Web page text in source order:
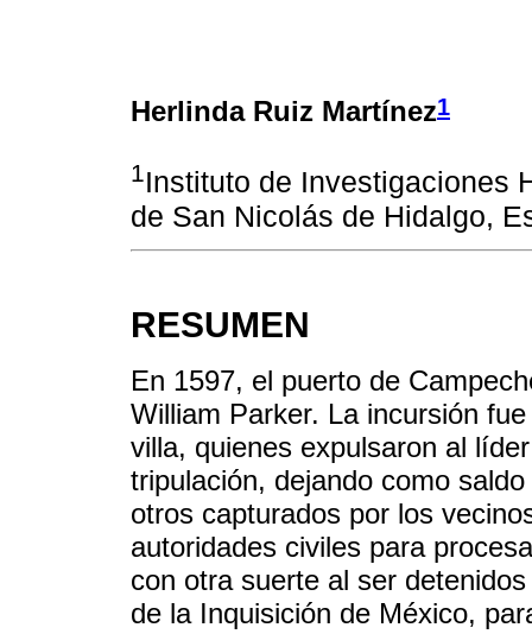
Herlinda Ruiz Martínez1
1Instituto de Investigaciones
de San Nicolás de Hidalgo,
RESUMEN
En 1597, el puerto de
William Parker. La incursión
villa, quienes expulsaron al
tripulación, dejando como
otros capturados por los
autoridades civiles para
con otra suerte al ser
de la Inquisición de México,